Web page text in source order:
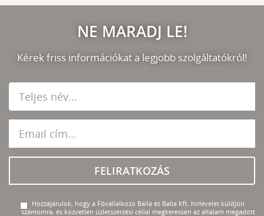
NE MARADJ LE!
Kérek friss információkat a legjobb szolgáltatókról!
FELIRATKOZÁS
Hozzájárulok, hogy a Fővállalkozó Balla és Balla Kft. hírlevelet küldjön
számomra, és közvetlen üzletszerzési céllal megkeressen az általam megadott